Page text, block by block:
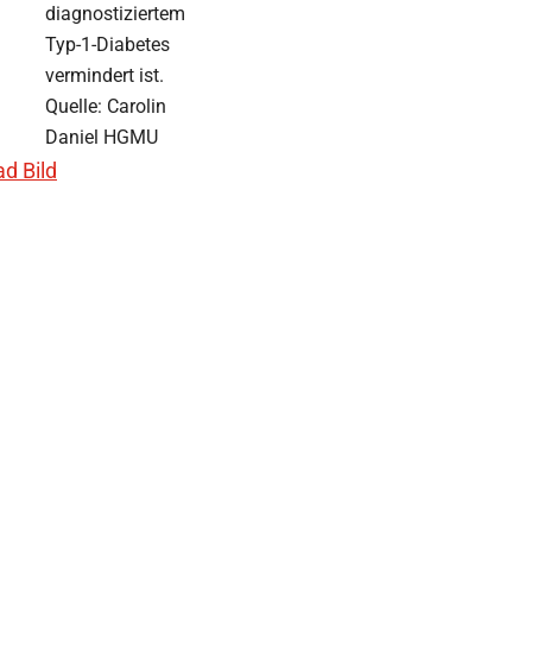
Bild
diagnostiziertem
Typ-1-Diabetes
vermindert ist.
Quelle: Carolin
Daniel HGMU